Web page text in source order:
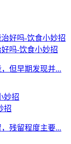
吗-饮食小妙招
但早期发现并...
招
残留程度主要...